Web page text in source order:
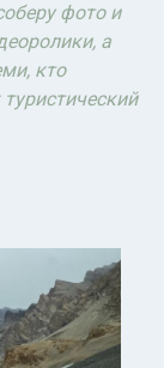
фото и
а
кто